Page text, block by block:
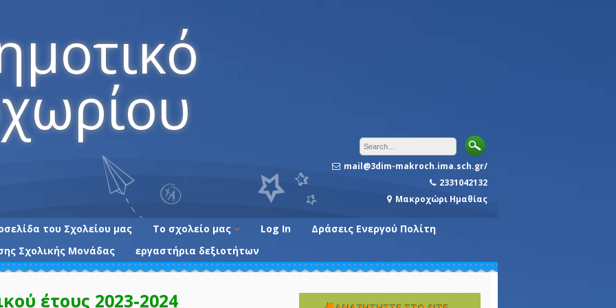
mail@3dim-makroch.ima.sch.gr/
2331042132
Μακροχώρι Ημαθίας
του Σχολείου μας
Το σχολείο μας
Οι εκπαιδευτικοί
του Σχολείου
Log In
Δράσεις Ενεργού Πολίτη
Σχολικής Μονάδας εργαστήρια δεξιοτήτων
έτους 2023-2024